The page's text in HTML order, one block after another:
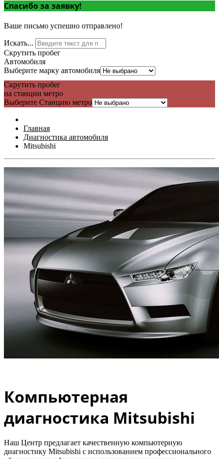
Спасибо за заявку!
Ваше письмо успешно отправлено!
Искать...
Скрутить пробег
Автомобиля
Выберите марку автомобиля
Скрутить пробег
на станции метро
Выберите Станцию метро
Главная
Диагностика автомобиля
Mitsubishi
Компьютерная
диагностика Mitsubishi
Наш Центр предлагает качественную компьютерную
диагностику Mitsubishi c использованием профессионального